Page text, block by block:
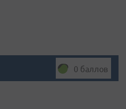
0 баллов